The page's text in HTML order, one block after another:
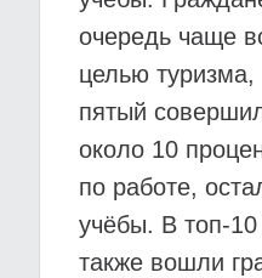
очередь чаще
целью
пятый
около 10
по работе,
учёбы. В топ-
также вошли